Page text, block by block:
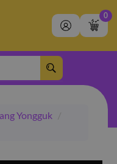
0
Yongguk
/